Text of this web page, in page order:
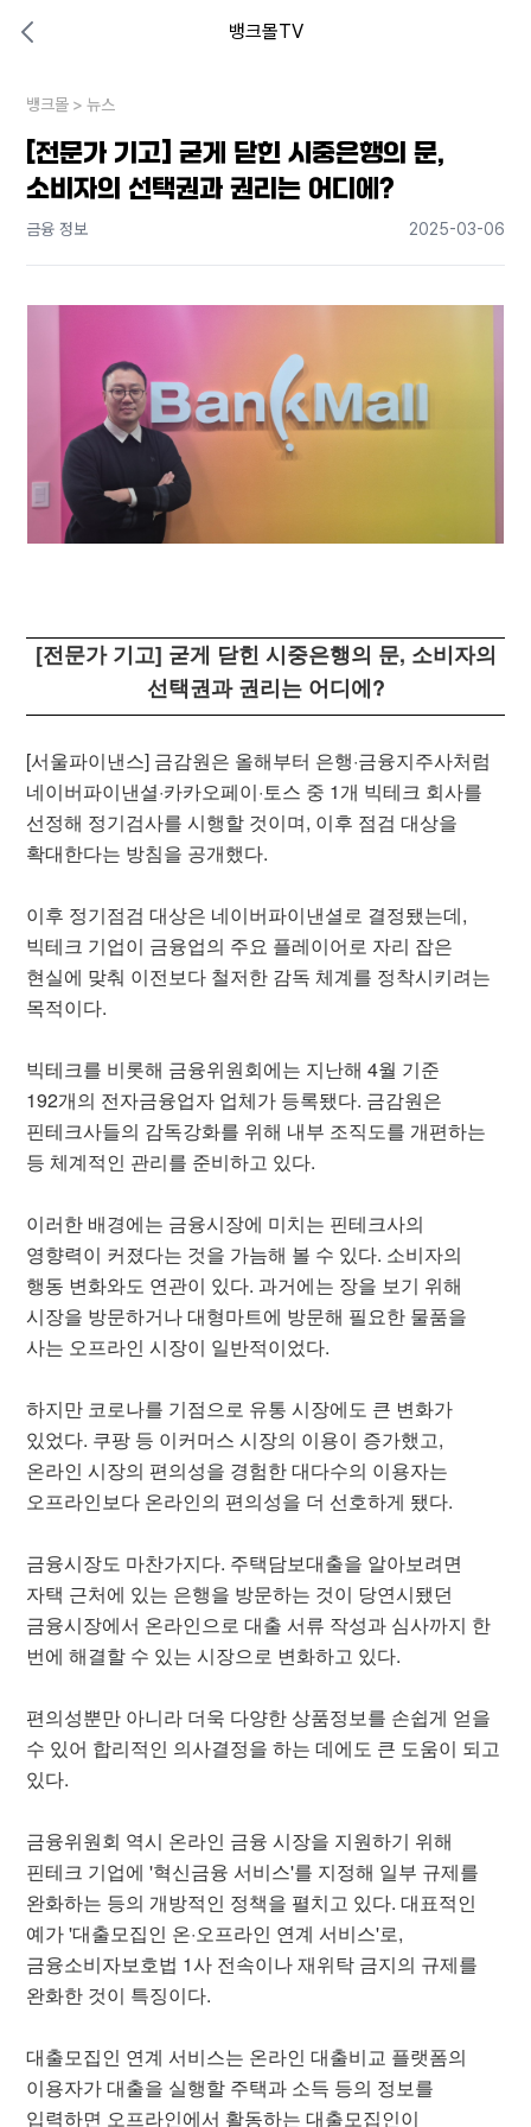
뱅크몰TV
내 상황엔 어떤 방법이 있을까?
뱅크몰 >뉴스
[전문가 기고] 굳게 닫힌 시중은행의 문,
소비자의 선택권과 권리는 어디에?
금융 정보 2025-03-06
[전문가 기고] 굳게 닫힌 시중은행의 문, 소비자의
선택권과 권리는 어디에?
[서울파이낸스] 금감원은 올해부터 은행·금융지주사처럼
네이버파이낸셜·카카오페이·토스 중 1개 빅테크 회사를
선정해 정기검사를 시행할 것이며, 이후 점검 대상을
확대한다는 방침을 공개했다.
이후 정기점검 대상은 네이버파이낸셜로 결정됐는데,
빅테크 기업이 금융업의 주요 플레이어로 자리 잡은
현실에 맞춰 이전보다 철저한 감독 체계를 정착시키려는
목적이다.
빅테크를 비롯해 금융위원회에는 지난해 4월 기준
192개의 전자금융업자 업체가 등록됐다. 금감원은
핀테크사들의 감독강화를 위해 내부 조직도를 개편하는
등 체계적인 관리를 준비하고 있다.
이러한 배경에는 금융시장에 미치는 핀테크사의
영향력이 커졌다는 것을 가늠해 볼 수 있다. 소비자의
행동 변화와도 연관이 있다. 과거에는 장을 보기 위해
시장을 방문하거나 대형마트에 방문해 필요한 물품을
사는 오프라인 시장이 일반적이었다.
하지만 코로나를 기점으로 유통 시장에도 큰 변화가
있었다. 쿠팡 등 이커머스 시장의 이용이 증가했고,
온라인 시장의 편의성을 경험한 대다수의 이용자는
오프라인보다 온라인의 편의성을 더 선호하게 됐다.
금융시장도 마찬가지다. 주택담보대출을 알아보려면
자택 근처에 있는 은행을 방문하는 것이 당연시됐던
금융시장에서 온라인으로 대출 서류 작성과 심사까지 한
번에 해결할 수 있는 시장으로 변화하고 있다.
편의성뿐만 아니라 더욱 다양한 상품정보를 손쉽게 얻을
수 있어 합리적인 의사결정을 하는 데에도 큰 도움이 되고
있다.
금융위원회 역시 온라인 금융 시장을 지원하기 위해
핀테크 기업에 '혁신금융 서비스'를 지정해 일부 규제를
완화하는 등의 개방적인 정책을 펼치고 있다. 대표적인
예가 '대출모집인 온·오프라인 연계 서비스'로,
금융소비자보호법 1사 전속이나 재위탁 금지의 규제를
완화한 것이 특징이다.
대출모집인 연계 서비스는 온라인 대출비교 플랫폼의
이용자가 대출을 실행할 주택과 소득 등의 정보를
입력하면 오프라인에서 활동하는 대출모집인이